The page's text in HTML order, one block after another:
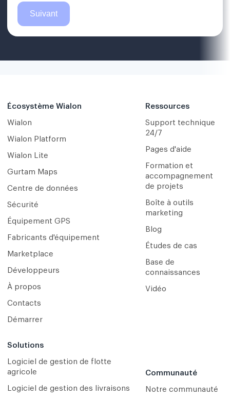
Écosystème Wialon
Wialon
Wialon Platform
Wialon Lite
Gurtam Maps
Centre de données
Sécurité
Équipement GPS
Fabricants d'équipement
Marketplace
Développeurs
À propos
Contacts
Démarrer
Solutions
Logiciel de gestion de flotte
agricole
Logiciel de gestion des livraisons
Ressources
Support technique
24/7
Pages d'aide
Formation et
accompagnement
de projets
Boîte à outils
marketing
Blog
Études de cas
Base de
connaissances
Vidéo
Communauté
Notre communauté